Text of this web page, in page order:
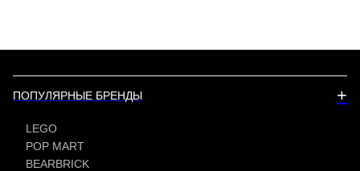
ПОПУЛЯРНЫЕ БРЕНДЫ +
LEGO
POP MART
BEARBRICK